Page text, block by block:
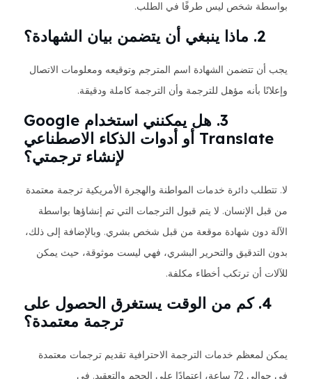
بواسطة شخص ليس طرفًا في الطلب.
2. ماذا ينبغي أن يتضمن بيان الشهادة؟
يجب أن تتضمن الشهادة اسم المترجم وتوقيعه ومعلومات الاتصال
وإعلانًا بأنه مؤهل للترجمة وأن الترجمة كاملة ودقيقة.
3. هل يمكنني استخدام Google
Translate أو أدوات الذكاء الاصطناعي
لإنشاء ترجمتي؟
لا. تتطلب دائرة خدمات المواطنة والهجرة الأمريكية ترجمة معتمدة
من قبل الإنسان. لا يتم قبول الترجمات التي تم إنشاؤها بواسطة
الآلة دون شهادة موقعة من قبل شخص بشري. وبالإضافة إلى ذلك،
بدون التدقيق والتحرير البشري، فهي ليست موثوقة، حيث يمكن
للآلات أن ترتكب أخطاء مكلفة.
4. كم من الوقت يستغرق الحصول على
ترجمة معتمدة؟
يمكن لمعظم خدمات الترجمة الاحترافية تقديم ترجمات معتمدة
في حوالي 72 ساعة، اعتمادًا على الحجم والتعقيد. في